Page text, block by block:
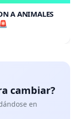
A ANIMALES
cambiar?
en